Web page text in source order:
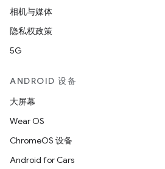
相机与媒体
隐私权政策
5G
ANDROID 设备
大屏幕
Wear OS
ChromeOS 设备
Android for Cars